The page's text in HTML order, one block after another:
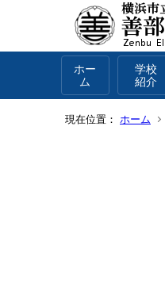
ホー
ム
学校
紹介
現在位置： ホーム